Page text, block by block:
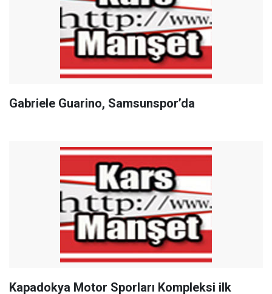
Gabriele Guarino, Samsunspor’da
Kapadokya Motor Sporları Kompleksi ilk